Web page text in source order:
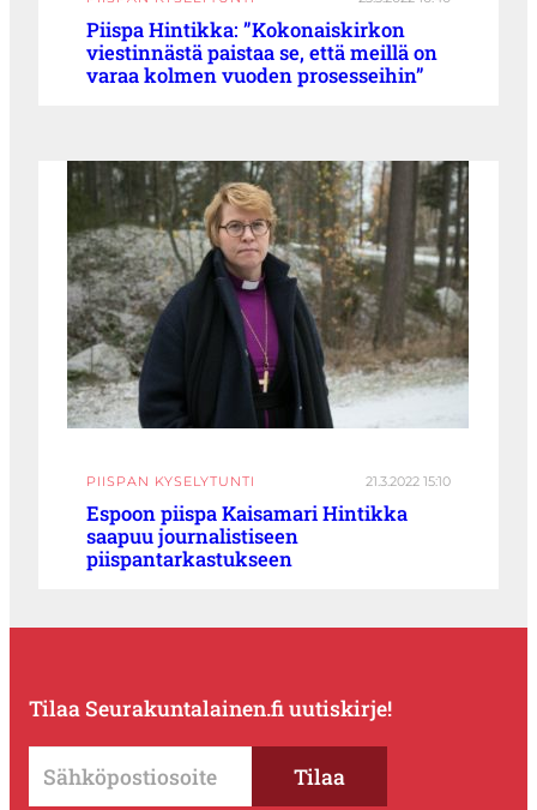
Piispa Hintikka: ”Kokonaiskirkon
viestinnästä paistaa se, että meillä on
varaa kolmen vuoden prosesseihin”
PIISPAN KYSELYTUNTI 21.3.2022 15:10
Espoon piispa Kaisamari Hintikka
saapuu journalistiseen
piispantarkastukseen
Tilaa Seurakuntalainen.fi uutiskirje!